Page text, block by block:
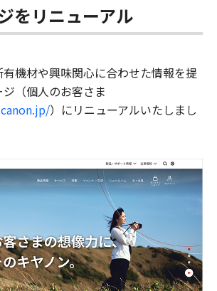
をリニューアル
機材や興味関心に合わせた情報を提
（個人のお客さま
）にリニューアルいたしまし